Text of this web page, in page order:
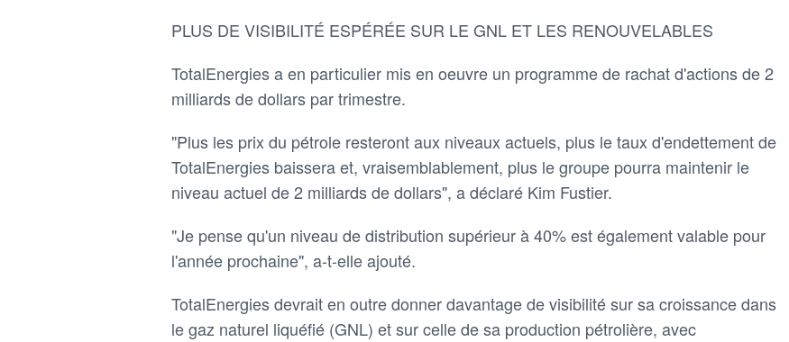
PLUS DE VISIBILITÉ ESPÉRÉE SUR LE GNL ET LES RENOUVELABLES
TotalEnergies a en particulier mis en oeuvre un programme de rachat d'actions de 2
milliards de dollars par trimestre.
"Plus les prix du pétrole resteront aux niveaux actuels, plus le taux d'endettement de
TotalEnergies baissera et, vraisemblablement, plus le groupe pourra maintenir le
niveau actuel de 2 milliards de dollars", a déclaré Kim Fustier.
"Je pense qu'un niveau de distribution supérieur à 40% est également valable pour
l'année prochaine", a-t-elle ajouté.
TotalEnergies devrait en outre donner davantage de visibilité sur sa croissance dans
le gaz naturel liquéfié (GNL) et sur celle de sa production pétrolière, avec